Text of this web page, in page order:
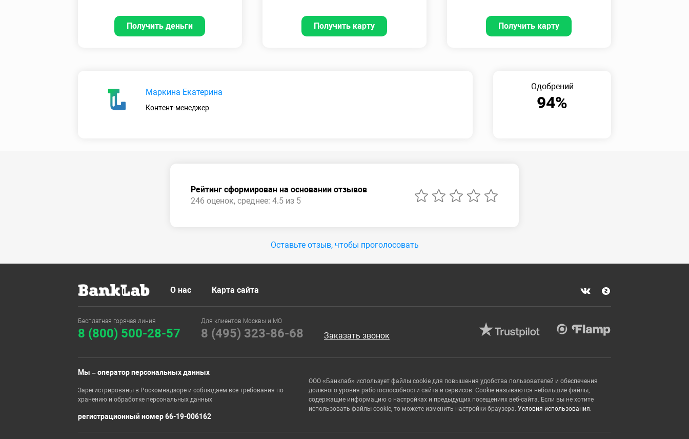
Получить деньги Получить карту Получить карту
Маркина Екатерина
Контент-менеджер
Одобрений
94%
Рейтинг сформирован на основании отзывов
246 оценок, среднее: 4.5 из 5
Оставьте отзыв, чтобы проголосовать
О нас Карта сайта
Бесплатная горячая линия
8 (800) 500-28-57
Для клиентов Москвы и МО
8 (495) 323-86-68 Заказать звонок
Мы – оператор персональных данных
Зарегистрированы в Роскомнадзоре и соблюдаем все требования по
хранению и обработке персональных данных
регистрационный номер 66-19-006162
ООО «Банклаб» использует файлы cookie для повышения удобства пользователей и обеспечения
должного уровня работоспособности сайта и сервисов. Cookie называются небольшие файлы,
содержащие информацию о настройках и предыдущих посещениях веб-сайта. Если вы не хотите
использовать файлы cookie, то можете изменить настройки браузера. Условия использования.